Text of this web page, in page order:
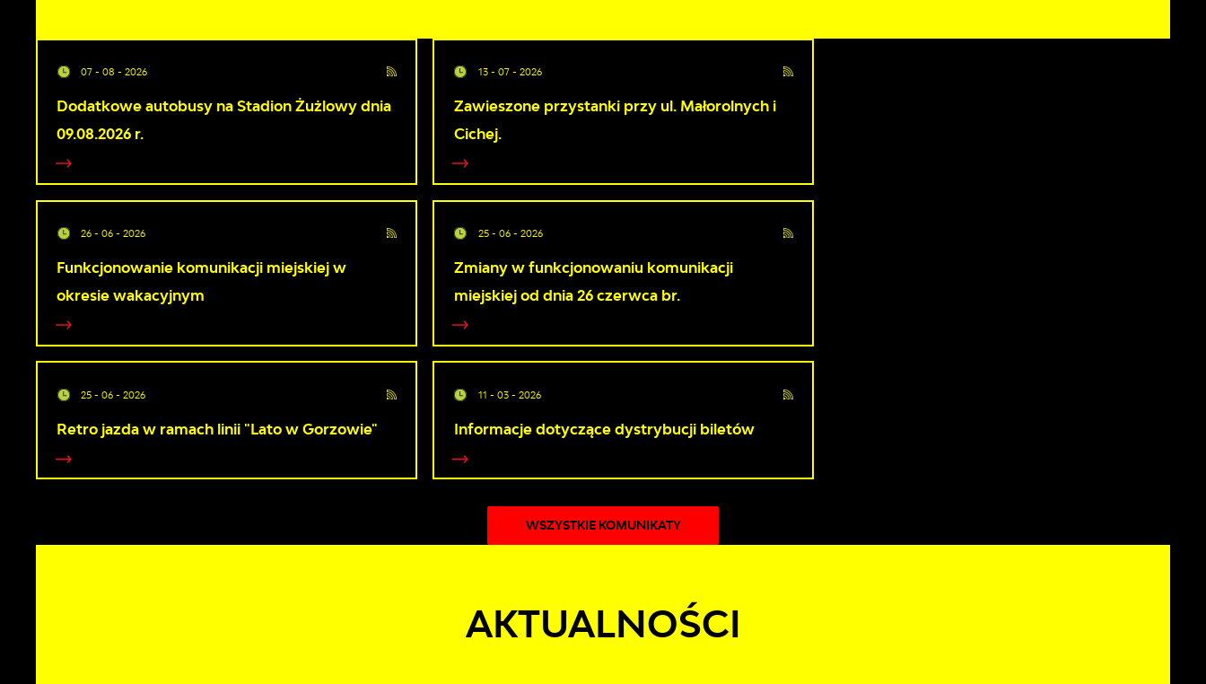
07 - 08 - 2026
Dodatkowe autobusy na Stadion Żużlowy dnia
09.08.2026 r.
13 - 07 - 2026
Zawieszone przystanki przy ul. Małorolnych i
Cichej.
26 - 06 - 2026
Funkcjonowanie komunikacji miejskiej w
okresie wakacyjnym
25 - 06 - 2026
Zmiany w funkcjonowaniu komunikacji
miejskiej od dnia 26 czerwca br.
25 - 06 - 2026
Retro jazda w ramach linii "Lato w Gorzowie"
11 - 03 - 2026
Informacje dotyczące dystrybucji biletów
WSZYSTKIE KOMUNIKATY
AKTUALNOŚCI